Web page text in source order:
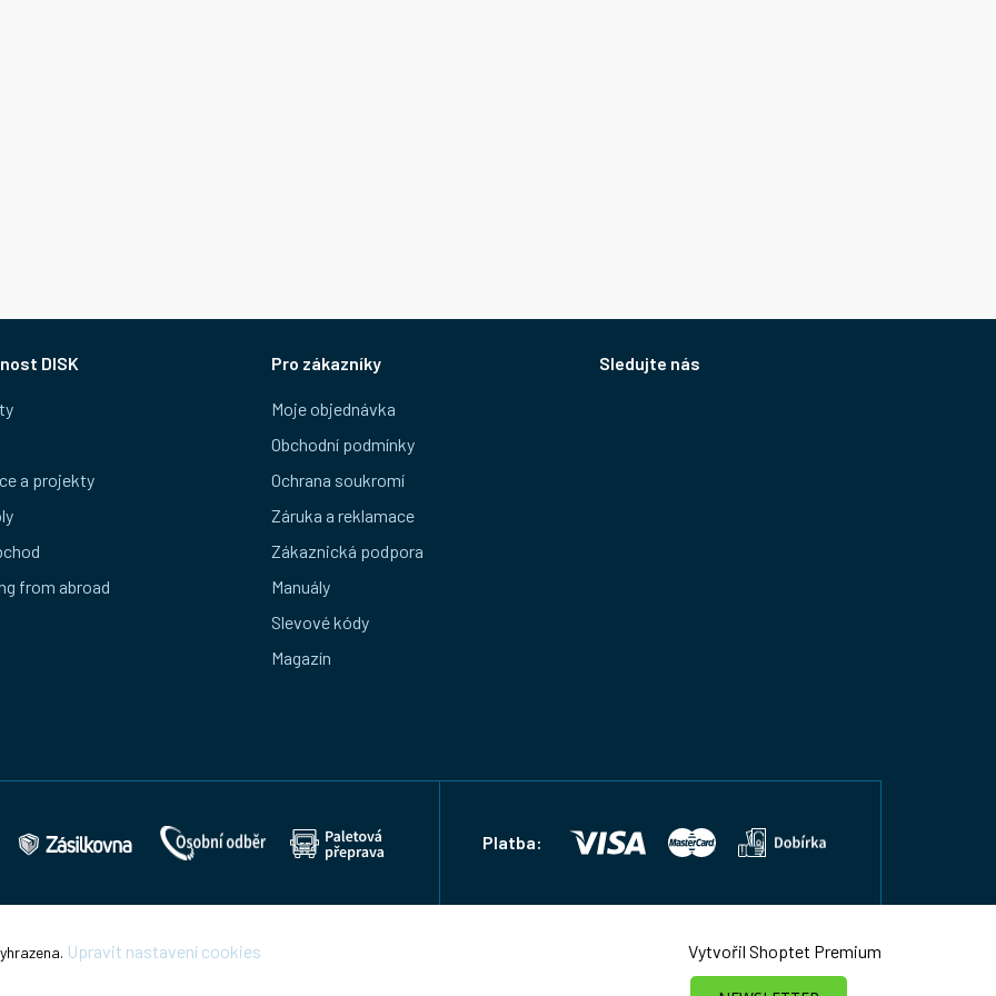
DISK
a projekty
from abroad
Pro zákazníky
Moje objednávka
Obchodní podmínky
Ochrana soukromí
Záruka a reklamace
Zákaznická podpora
Manuály
Slevové kódy
Magazín
Sledujte nás
Platba:
Vytvořil Shoptet Premium
Upravit nastavení cookies